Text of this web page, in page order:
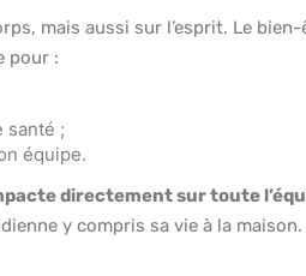
mais aussi sur l’esprit. Le
pour :
santé ;
équipe.
directement sur toute
y compris sa vie à la maison.